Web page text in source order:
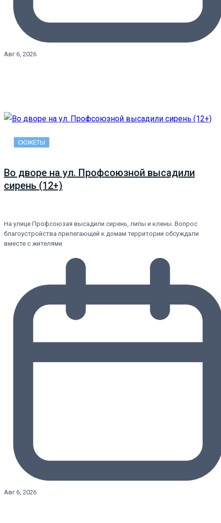
Авг 6, 2026
СЮЖЕТЫ
Во дворе на ул. Профсоюзной высадили
сирень (12+)
На улице Профсоюзая высадили сирень, липы и клены. Вопрос
благоустройства прилегающей к домам территории обсуждали
вместе с жителями
Авг 6, 2026